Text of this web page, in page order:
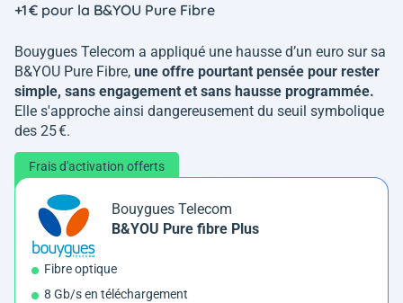
+1 € pour la B&YOU Pure Fibre
Bouygues Telecom a appliqué une hausse d’un euro sur sa
B&YOU Pure Fibre, une offre pourtant pensée pour rester
simple, sans engagement et sans hausse programmée.
Elle s'approche ainsi dangereusement du seuil symbolique
des 25 €.
Frais d'activation offerts
Bouygues Telecom
B&YOU Pure fibre Plus
Fibre optique
8 Gb/s en téléchargement